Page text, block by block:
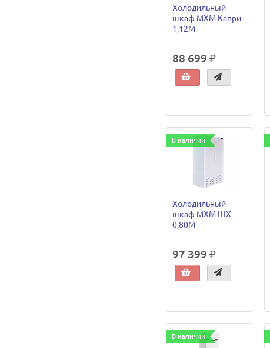
Холодильный
шкаф МХМ Капри
1,12М
88 699 ₽
В наличии
Холодильный
шкаф МХМ ШХ
0,80М
97 399 ₽
В наличии